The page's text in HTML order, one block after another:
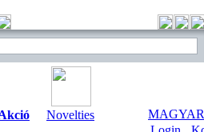
Novelties
MAGYAR